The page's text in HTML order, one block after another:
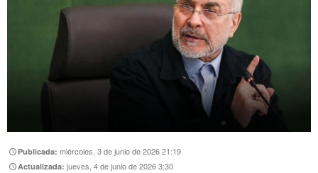
Publicada:miércoles, 3 de junio de 2026 21:19
Actualizada:jueves, 4 de junio de 2026 3:30